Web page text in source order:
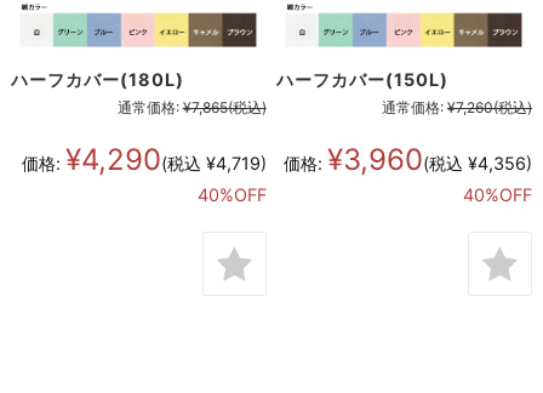
ハーフカバー(180L)
通常価格: ¥7,865(税込)
価格: ¥4,290(税込 ¥4,719)
40%OFF
ハーフカバー(150L)
通常価格: ¥7,260(税込)
価格: ¥3,960(税込 ¥4,356)
40%OFF